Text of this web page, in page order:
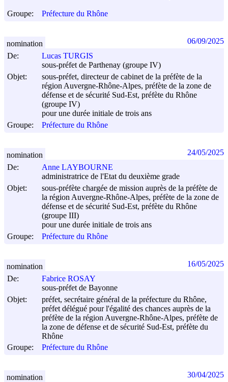
Groupe: Préfecture du Rhône
De:
Lucas TURGIS
sous-préfet de Parthenay (groupe IV)
Objet:
sous-préfet, directeur de cabinet de la préfète de la
région Auvergne-Rhône-Alpes, préfète de la zone de
défense et de sécurité Sud-Est, préfète du Rhône
(groupe IV)
pour une durée initiale de trois ans
Groupe:
Préfecture du Rhône
nomination 06/09/2025
De:
Anne LAYBOURNE
administratrice de l'Etat du deuxième grade
Objet:
sous-préfète chargée de mission auprès de la préfète de
la région Auvergne-Rhône-Alpes, préfète de la zone de
défense et de sécurité Sud-Est, préfète du Rhône
(groupe III)
pour une durée initiale de trois ans
Groupe:
Préfecture du Rhône
nomination 24/05/2025
De:
Fabrice ROSAY
sous-préfet de Bayonne
Objet:
préfet, secrétaire général de la préfecture du Rhône,
préfet délégué pour l'égalité des chances auprès de la
préfète de la région Auvergne-Rhône-Alpes, préfète de
la zone de défense et de sécurité Sud-Est, préfète du
Rhône
Groupe:
Préfecture du Rhône
nomination 16/05/2025
nomination 30/04/2025